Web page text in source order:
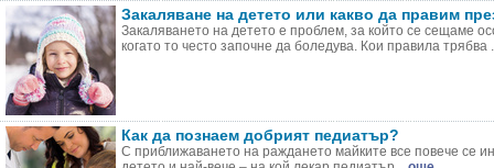
Закаляване на детето или какво да правим
Закаляването на детето е проблем, за който се сещаме
когато то често започне да боледува. Кои правила трябва
Как да познаем добрият педиатър?
С приближаването на раждането майките все повече се